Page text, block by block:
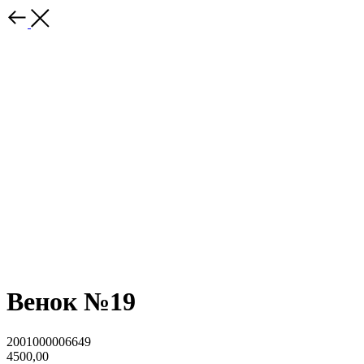
Венок №19
2001000006649
4500,00